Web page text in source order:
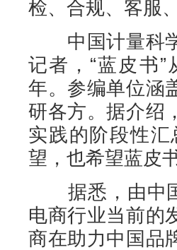
检、合规、客服
中国计量科学
记者，“蓝皮书
年。参编单位涵
研各方。据介绍
实践的阶段性
望，也希望蓝皮
据悉，由中国
电商行业当前的
商在助力中国品